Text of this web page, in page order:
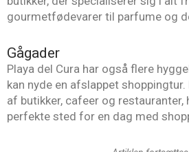
gourmetfødevarer til parfume og
Gågader
Playa del Cura har også flere
kan nyde en afslappet
af butikker, cafeer og
perfekte sted for en dag med